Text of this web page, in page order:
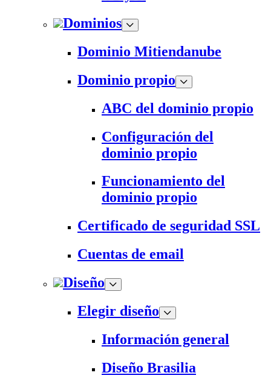
Dominios
Dominio Mitiendanube
Dominio propio
ABC del dominio propio
Configuración del
dominio propio
Funcionamiento del
dominio propio
Certificado de seguridad SSL
Cuentas de email
Diseño
Elegir diseño
Información general
Diseño Brasilia